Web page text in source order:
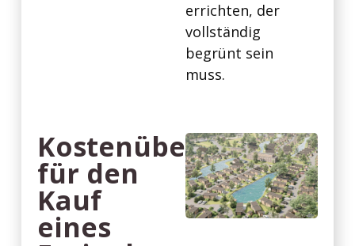
errichten, der
vollständig
begrünt sein
muss.
Kostenübersicht
für den
Kauf
eines